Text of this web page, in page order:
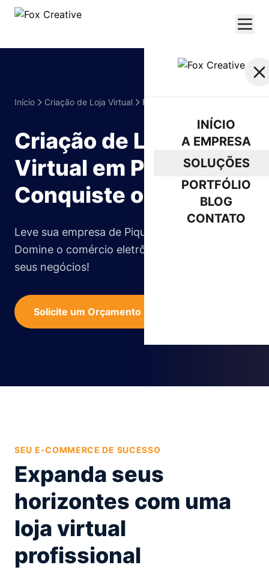
INÍCIO
A EMPRESA
SOLUÇÕES
PORTFÓLIO
BLOG
CONTATO
Início Criação de Loja Virtual Piquete
Criação de Loja
Virtual em Piquete:
Conquiste o Brasil!
Leve sua empresa de Piquete para o mundo.
Domine o comércio eletrônico e impulsione
seus negócios!
Solicite um Orçamento Personalizado
SEU E-COMMERCE DE SUCESSO
Expanda seus
horizontes com uma
loja virtual
profissional